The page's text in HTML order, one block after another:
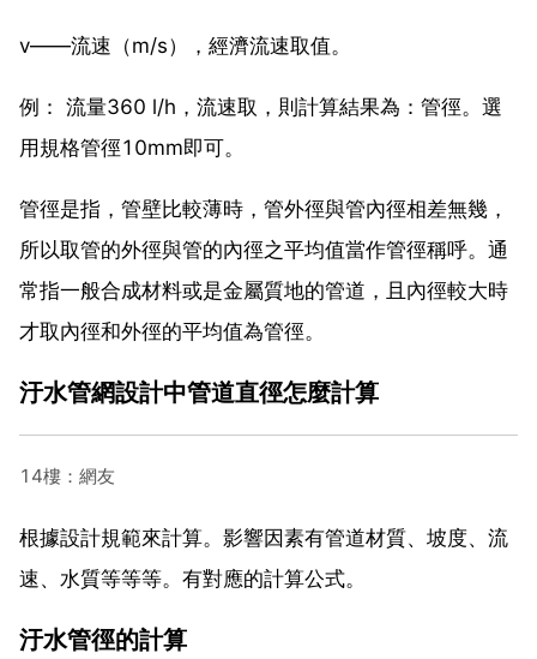
v——流速（m/s），經濟流速取值。
例： 流量360 l/h，流速取，則計算結果為：管徑。選
用規格管徑10mm即可。
管徑是指，管壁比較薄時，管外徑與管內徑相差無幾，
所以取管的外徑與管的內徑之平均值當作管徑稱呼。通
常指一般合成材料或是金屬質地的管道，且內徑較大時
才取內徑和外徑的平均值為管徑。
汙水管網設計中管道直徑怎麼計算
14樓：網友
根據設計規範來計算。影響因素有管道材質、坡度、流
速、水質等等等。有對應的計算公式。
汙水管徑的計算